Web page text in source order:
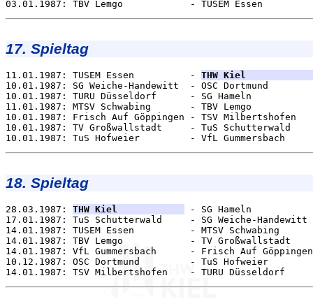
17. Spieltag
11.01.1987: TUSEM Essen          - THW Kiel
10.01.1987: SG Weiche-Handewitt  - OSC
10.01.1987: TURU Düsseldorf      - SG Hameln
11.01.1987: MTSV Schwabing       - TBV
10.01.1987: Frisch Auf Göppingen - TSV
10.01.1987: TV Großwallstadt     - TuS
18. Spieltag
28.03.1987: THW Kiel
- SG Hameln
17.01.1987: TuS Schutterwald     - SG Weiche-
14.01.1987: TUSEM Essen          - MTSV
14.01.1987: TBV Lemgo            - TV
14.01.1987: VfL Gummersbach      - Frisch Auf
10.12.1987: OSC Dortmund         - TuS